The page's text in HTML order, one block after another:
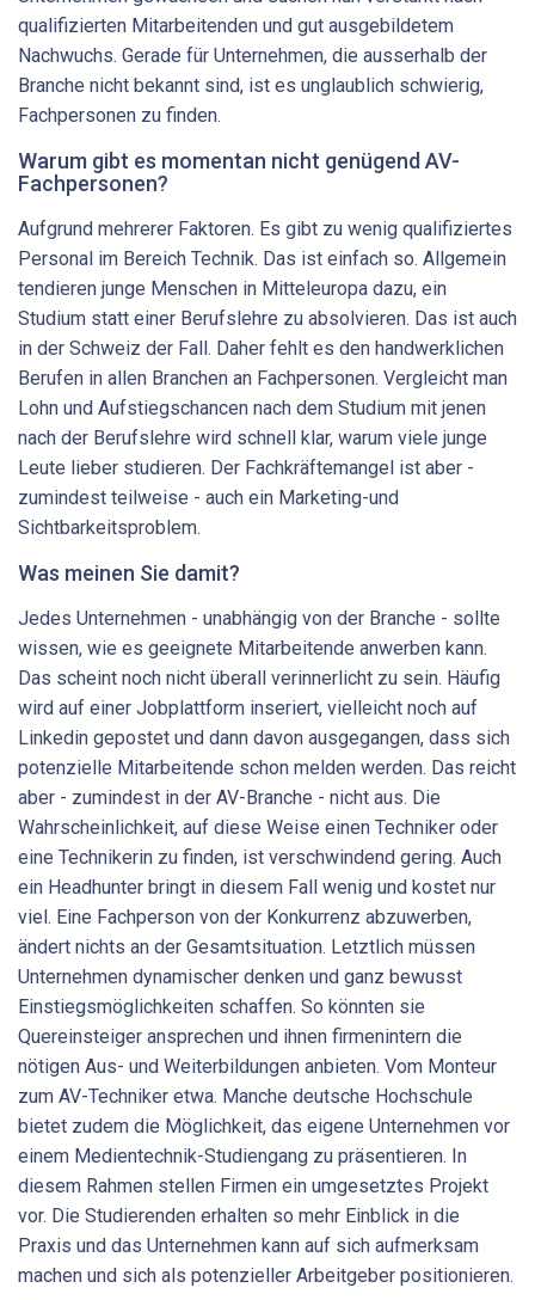
qualifizierten Mitarbeitenden und gut ausgebildetem
Nachwuchs. Gerade für Unternehmen, die ausserhalb der
Branche nicht bekannt sind, ist es unglaublich schwierig,
Fachpersonen zu finden.
Warum gibt es momentan nicht genügend AV-
Fachpersonen?
Aufgrund mehrerer Faktoren. Es gibt zu wenig qualifiziertes
Personal im Bereich Technik. Das ist einfach so. Allgemein
tendieren junge Menschen in Mitteleuropa dazu, ein
Studium statt einer Berufslehre zu absolvieren. Das ist auch
in der Schweiz der Fall. Daher fehlt es den handwerklichen
Berufen in allen Branchen an Fachpersonen. Vergleicht man
Lohn und Aufstiegschancen nach dem Studium mit jenen
nach der Berufslehre wird schnell klar, warum viele junge
Leute lieber studieren. Der Fachkräftemangel ist aber -
zumindest teilweise - auch ein Marketing-und
Sichtbarkeitsproblem.
Was meinen Sie damit?
Jedes Unternehmen - unabhängig von der Branche - sollte
wissen, wie es geeignete Mitarbeitende anwerben kann.
Das scheint noch nicht überall verinnerlicht zu sein. Häufig
wird auf einer Jobplattform inseriert, vielleicht noch auf
Linkedin gepostet und dann davon ausgegangen, dass sich
potenzielle Mitarbeitende schon melden werden. Das reicht
aber - zumindest in der AV-Branche - nicht aus. Die
Wahrscheinlichkeit, auf diese Weise einen Techniker oder
eine Technikerin zu finden, ist verschwindend gering. Auch
ein Headhunter bringt in diesem Fall wenig und kostet nur
viel. Eine Fachperson von der Konkurrenz abzuwerben,
ändert nichts an der Gesamtsituation. Letztlich müssen
Unternehmen dynamischer denken und ganz bewusst
Einstiegsmöglichkeiten schaffen. So könnten sie
Quereinsteiger ansprechen und ihnen firmenintern die
nötigen Aus- und Weiterbildungen anbieten. Vom Monteur
zum AV-Techniker etwa. Manche deutsche Hochschule
bietet zudem die Möglichkeit, das eigene Unternehmen vor
einem Medientechnik-Studiengang zu präsentieren. In
diesem Rahmen stellen Firmen ein umgesetztes Projekt
vor. Die Studierenden erhalten so mehr Einblick in die
Praxis und das Unternehmen kann auf sich aufmerksam
machen und sich als potenzieller Arbeitgeber positionieren.